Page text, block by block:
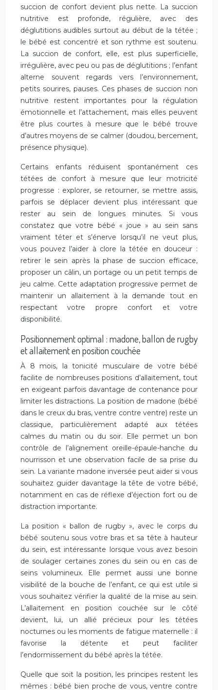
succion de confort devient plus nette. La succion
nutritive est profonde, régulière, avec des
déglutitions audibles surtout au début de la tétée ;
le bébé est concentré et son rythme est soutenu.
La succion de confort, elle, est plus superficielle,
irrégulière, avec peu ou pas de déglutitions ; l’enfant
alterne souvent regards vers l’environnement,
petits sourires, pauses. Ces phases de succion non
nutritive restent importantes pour la régulation
émotionnelle et l’attachement, mais elles peuvent
être plus courtes à mesure que le bébé trouve
d’autres moyens de se calmer (doudou, bercement,
présence physique).
Certains enfants réduisent spontanément ces
tétées de confort à mesure que leur motricité
progresse : explorer, se retourner, se mettre assis,
parfois se déplacer devient plus intéressant que
rester au sein de longues minutes. Si vous
constatez que votre bébé « joue » au sein sans
vraiment téter et s’énerve lorsqu’il ne veut plus,
vous pouvez l’aider à clore la tétée en douceur :
retirer le sein après la phase de succion efficace,
proposer un câlin, un portage ou un petit temps de
jeu calme. Cette adaptation progressive permet de
maintenir un allaitement à la demande tout en
respectant votre propre confort et votre
disponibilité.
Positionnement optimal : madone, ballon de rugby
et allaitement en position couchée
À 8 mois, la tonicité musculaire de votre bébé
facilite de nombreuses positions d’allaitement, tout
en exigeant parfois davantage de contenance pour
limiter les distractions. La position de madone (bébé
dans le creux du bras, ventre contre ventre) reste un
classique, particulièrement adapté aux tétées
calmes du matin ou du soir. Elle permet un bon
contrôle de l’alignement oreille-épaule-hanche du
nourrisson et une observation facile de sa prise du
sein. La variante madone inversée peut aider si vous
souhaitez guider davantage la tête de votre bébé,
notamment en cas de réflexe d’éjection fort ou de
distraction importante.
La position « ballon de rugby », avec le corps du
bébé soutenu sous votre bras et sa tête à hauteur
du sein, est intéressante lorsque vous avez besoin
de soulager certaines zones du sein ou en cas de
seins volumineux. Elle permet aussi une bonne
visibilité de la bouche de l’enfant, ce qui est utile si
vous souhaitez vérifier la qualité de la mise au sein.
L’allaitement en position couchée sur le côté
devient, lui, un allié précieux pour les tétées
nocturnes ou les moments de fatigue maternelle : il
favorise la détente et peut faciliter
l’endormissement du bébé après la tétée.
Quelle que soit la position, les principes restent les
mêmes : bébé bien proche de vous, ventre contre